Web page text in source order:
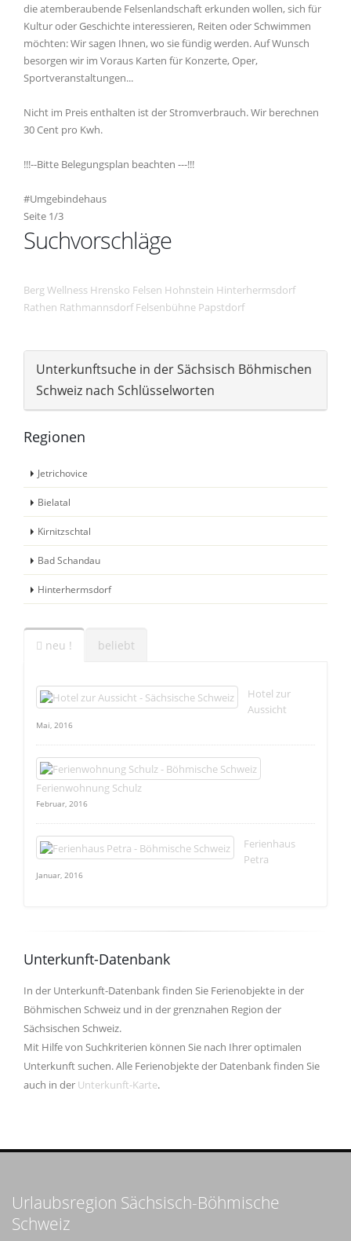
die atemberaubende Felsenlandschaft erkunden wollen, sich für
Kultur oder Geschichte interessieren, Reiten oder Schwimmen
möchten: Wir sagen Ihnen, wo sie fündig werden. Auf Wunsch
besorgen wir im Voraus Karten für Konzerte, Oper,
Sportveranstaltungen...
Nicht im Preis enthalten ist der Stromverbrauch. Wir berechnen
30 Cent pro Kwh.
!!!--Bitte Belegungsplan beachten ---!!!
#Umgebindehaus
Seite 1/3
Suchvorschläge
BergWellness Hrensko Felsen Hohnstein Hinterhermsdorf
Rathen Rathmannsdorf Felsenbühne Papstdorf
Unterkunftsuche in der Sächsisch Böhmischen
Schweiz nach Schlüsselworten
Regionen
Jetrichovice
Bielatal
Kirnitzschtal
Bad Schandau
Hinterhermsdorf
neu ! beliebt
Hotel zur
Aussicht
Mai, 2016
Ferienwohnung Schulz
Februar, 2016
Ferienhaus
Petra
Januar, 2016
Unterkunft-Datenbank
In der Unterkunft-Datenbank finden Sie Ferienobjekte in der
Böhmischen Schweiz und in der grenznahen Region der
Sächsischen Schweiz.
Mit Hilfe von Suchkriterien können Sie nach Ihrer optimalen
Unterkunft suchen. Alle Ferienobjekte der Datenbank finden Sie
auch in der Unterkunft-Karte.
Urlaubsregion Sächsisch-Böhmische
Schweiz